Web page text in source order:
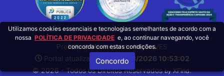
Prefeitura Municipal de Itarana/ES
Portal atualizado em:06/08/2026 10:53:02
© 2026 - Todos os Direitos Reservadosby XFind.
Utilizamos cookies essenciais e tecnologias semelhantes de acordo com a
nossa POLÍTICA DE PRIVACIDADE e, ao continuar navegando, você
concorda com estas condições.
Concordo